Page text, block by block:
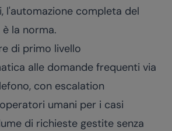
l'automazione completa del
la norma.
di primo livello
alle domande frequenti via
con escalation
umani per i casi
di richieste gestite senza